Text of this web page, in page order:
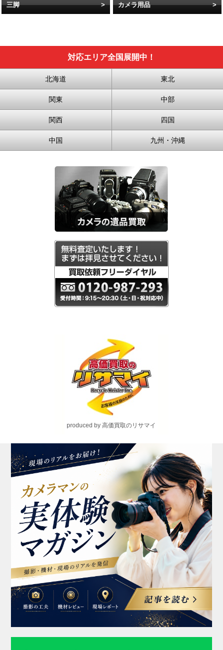
三脚 カメラ用品
対応エリア全国展開中！
北海道 東北
関東 中部
関西 四国
中国 九州・沖縄
produced by 高価買取のリサマイ